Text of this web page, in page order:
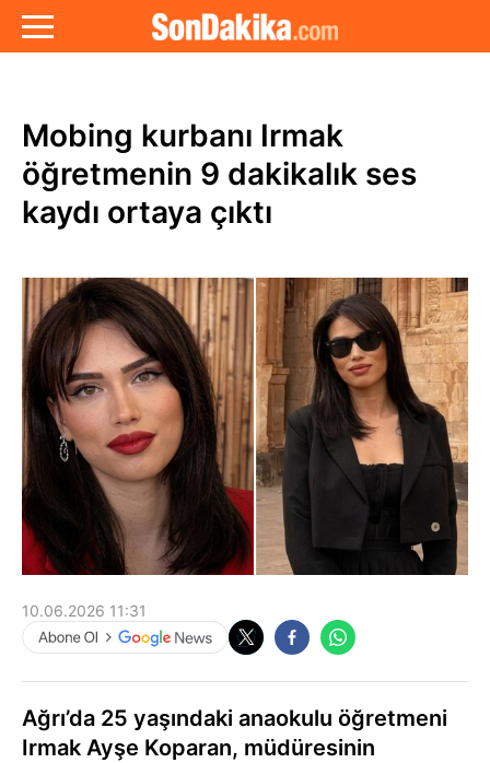
Mobing kurbanı Irmak
öğretmenin 9 dakikalık ses
kaydı ortaya çıktı
10.06.2026 11:31
Ağrı’da 25 yaşındaki anaokulu öğretmeni
Irmak Ayşe Koparan, müdüresinin